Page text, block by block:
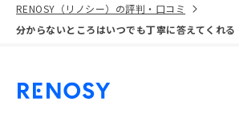
RENOSY（リノシー）の評判・口コミ
分からないところはいつでも丁寧に答えてくれる